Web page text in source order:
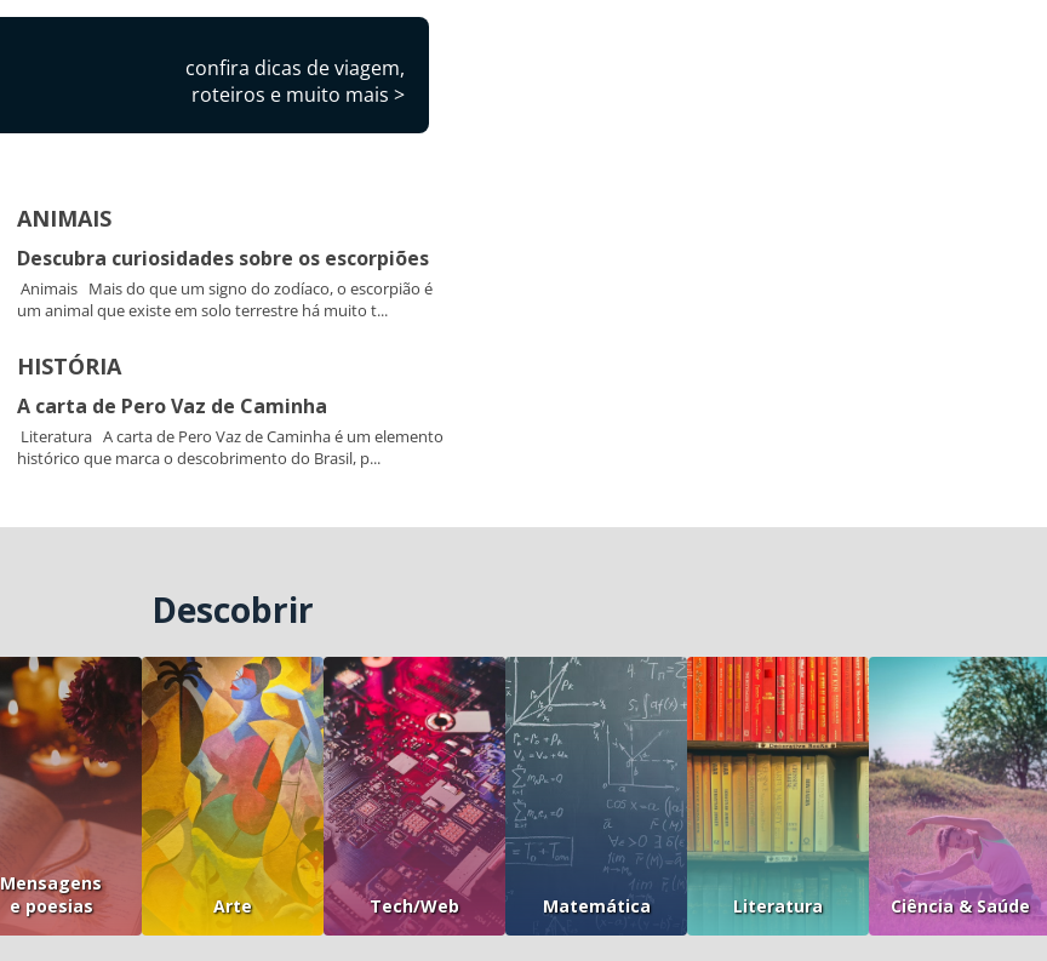
confira dicas de viagem,
roteiros e muito mais >
ANIMAIS
Descubra curiosidades sobre os escorpiões
Animais Mais do que um signo do zodíaco, o escorpião é
um animal que existe em solo terrestre há muito t...
HISTÓRIA
A carta de Pero Vaz de Caminha
Literatura A carta de Pero Vaz de Caminha é um elemento
histórico que marca o descobrimento do Brasil, p...
Descobrir
Mensagens
e poesias
Arte Tech/Web Matemática Literatura Ciência & Saúde